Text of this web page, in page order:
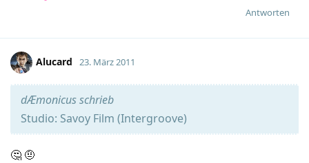
Antworten
Alucard 23. März 2011
dÆmonicus schrieb
Studio: Savoy Film (Intergroove)
🤔 🤨